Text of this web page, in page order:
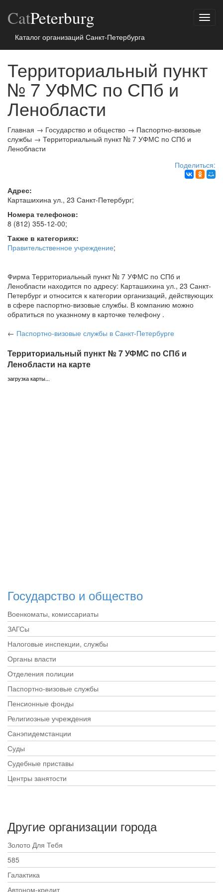
CatPeterburg
Каталог организаций Санкт-Петербурга
Территориальный пункт
№ 7 УФМС по СПб и
Ленобласти
Главная → Государство и общество → Паспортно-визовые
службы → Территориальный пункт № 7 УФМС по СПб и
Ленобласти
Поделиться:
Адрес:
Карташихина ул., 23 Санкт-Петербург;
Номера телефонов:
8 (812) 355-12-00;
Также в категориях:
Правительственное учреждение;
Фирма Территориальный пункт № 7 УФМС по СПб и
Ленобласти находится по адресу: Карташихина ул., 23 Санкт-
Петербург и относится к категории организаций, действующих
в сфере паспортно-визовые службы. В компанию можно
обратиться по указнному в карточке телефону .
← Паспортно-визовые службы в Санкт-Петербурге
Территориальный пункт № 7 УФМС по СПб и
Ленобласти на карте
загрузка карты...
Государство и общество
Военкоматы, комиссариаты
ЗАГСы
Налоговые инспекции, службы
Органы власти
Отделения полиции
Паспортно-визовые службы
Пенсионные фонды
Религиозные учреждения
Санэпидемстанции
Суды
Судебные приставы
Центры занятости
Другие организации города
Золото Для Тебя
585
Галактика
Автоном-кредит